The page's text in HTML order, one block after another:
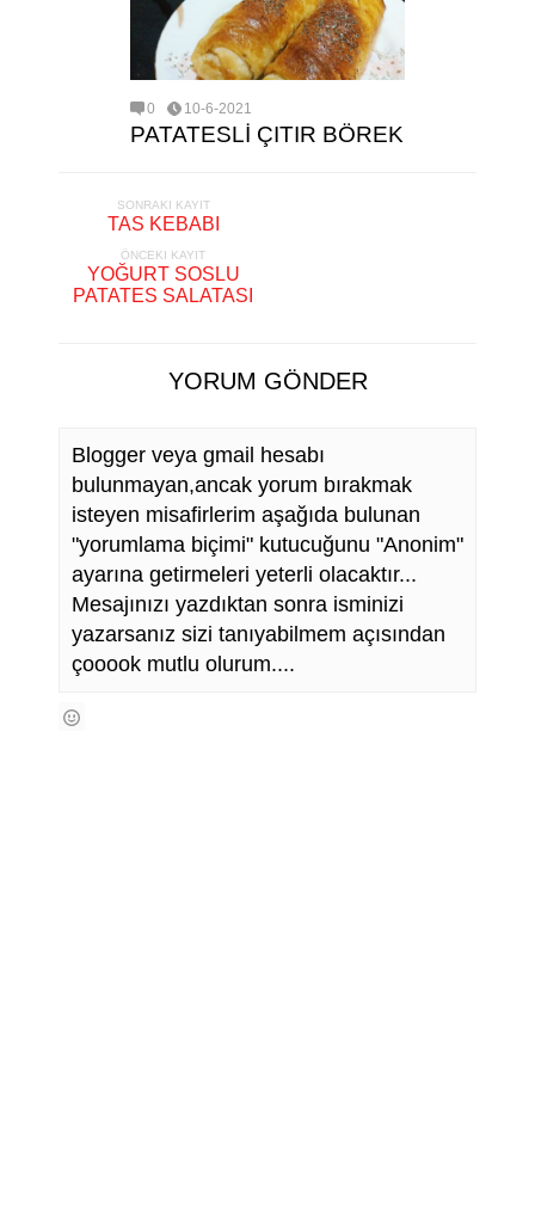
0 10-6-2021
PATATESLİ ÇITIR BÖREK
SONRAKI KAYIT
TAS KEBABI
ÖNCEKI KAYIT
YOĞURT SOSLU
PATATES SALATASI
YORUM GÖNDER
Blogger veya gmail hesabı
bulunmayan,ancak yorum bırakmak
isteyen misafirlerim aşağıda bulunan
"yorumlama biçimi" kutucuğunu "Anonim"
ayarına getirmeleri yeterli olacaktır...
Mesajınızı yazdıktan sonra isminizi
yazarsanız sizi tanıyabilmem açısından
çooook mutlu olurum....